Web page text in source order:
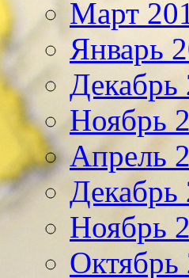
Март
Январь
Декабрь
Ноябрь
Апрель
Декабрь
Ноябрь
Октябрь